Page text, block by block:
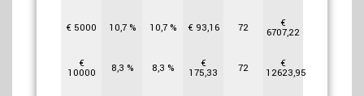
€ 5000 10,7 % 10,7 % € 93,16 72 €
6707,22
€
10000 8,3 % 8,3 % €
175,33 72 €
12623,95